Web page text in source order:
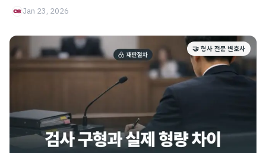
Jan 23, 2026
🤝 형사 전문 변호사